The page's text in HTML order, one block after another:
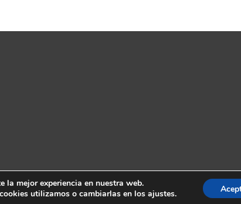
Islas Canarias. Todos los derechos reservados. Tema:
la mejor experiencia en nuestra web.
utilizamos o cambiarlas en los ajustes.